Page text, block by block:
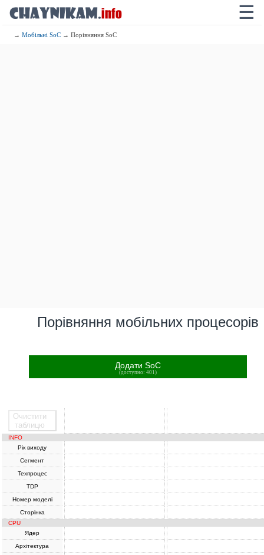
☰
→Мобільні SoC → Порівняння SoC
Порівняння мобільних процесорів
Додати SoC
(доступно: 401)
Очистити
таблицю
INFO
Рік виходу
Сегмент
Техпроцес
TDP
Номер моделі
Сторінка
CPU
Ядер
Архітектура